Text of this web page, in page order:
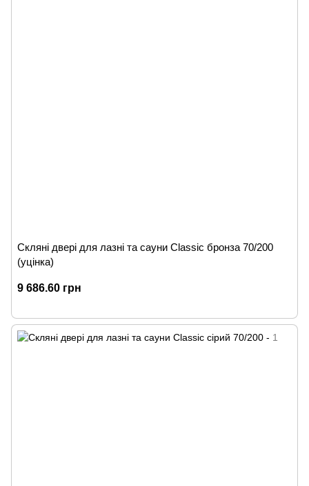
Скляні двері для лазні та сауни Classic бронза 70/200
(уцінка)
9 686.60 грн